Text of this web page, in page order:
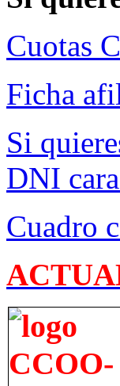
Cuotas
Ficha
Si
DNI
Cuadro